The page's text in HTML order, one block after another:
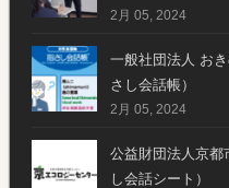
2月 05, 2024
一般社団法人 お
さし会話帳）
2月 05, 2024
公益財団法人京都
し会話シート）